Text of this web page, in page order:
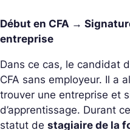
Début en CFA →
entreprise
Dans ce cas, le candidat
CFA sans employeur. Il a
trouver une entreprise et
d’apprentissage. Durant
statut de stagiaire de la